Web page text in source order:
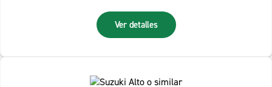
Ver detalles